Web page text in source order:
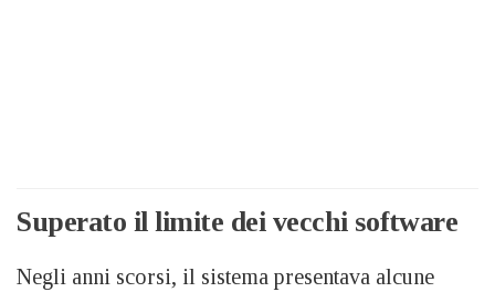
Superato il limite dei vecchi software
Negli anni scorsi, il sistema presentava alcune